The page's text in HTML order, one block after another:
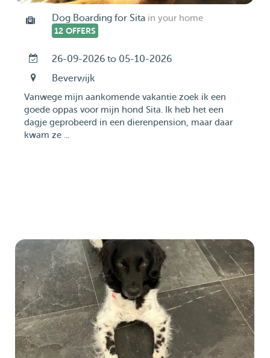
Dog Boarding for Sita in your home
12 OFFERS
26-09-2026 to 05-10-2026
Beverwijk
Vanwege mijn aankomende vakantie zoek ik een
goede oppas voor mijn hond Sita. Ik heb het een
dagje geprobeerd in een dierenpension, maar daar
kwam ze ...